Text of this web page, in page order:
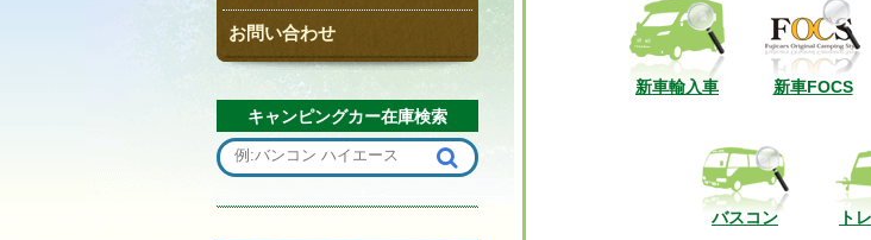
新車輸入車 新車FOCS
バスコン ト
お問い合わせ
キャンピングカー在庫検索